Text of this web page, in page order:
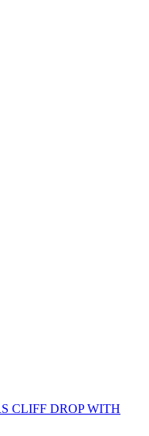
CLIFF DROP WITH